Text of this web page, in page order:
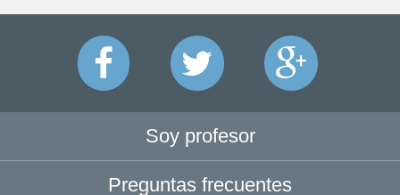
Soy profesor
Preguntas frecuentes